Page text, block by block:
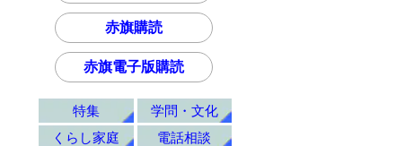
赤旗購読
赤旗電子版購読
特集
学問・文化
くらし家庭
電話相談